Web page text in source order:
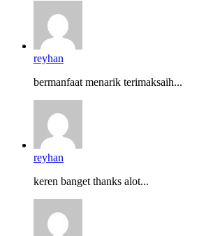
reyhan
bermanfaat menarik terimaksaih...
reyhan
keren banget thanks alot...